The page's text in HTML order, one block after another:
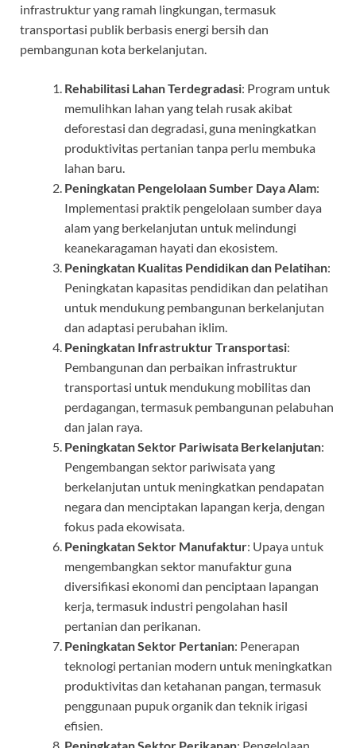
infrastruktur yang ramah lingkungan, termasuk
transportasi publik berbasis energi bersih dan
pembangunan kota berkelanjutan.
Rehabilitasi Lahan Terdegradasi: Program untuk
memulihkan lahan yang telah rusak akibat
deforestasi dan degradasi, guna meningkatkan
produktivitas pertanian tanpa perlu membuka
lahan baru.
Peningkatan Pengelolaan Sumber Daya Alam:
Implementasi praktik pengelolaan sumber daya
alam yang berkelanjutan untuk melindungi
keanekaragaman hayati dan ekosistem.
Peningkatan Kualitas Pendidikan dan Pelatihan:
Peningkatan kapasitas pendidikan dan pelatihan
untuk mendukung pembangunan berkelanjutan
dan adaptasi perubahan iklim.
Peningkatan Infrastruktur Transportasi:
Pembangunan dan perbaikan infrastruktur
transportasi untuk mendukung mobilitas dan
perdagangan, termasuk pembangunan pelabuhan
dan jalan raya.
Peningkatan Sektor Pariwisata Berkelanjutan:
Pengembangan sektor pariwisata yang
berkelanjutan untuk meningkatkan pendapatan
negara dan menciptakan lapangan kerja, dengan
fokus pada ekowisata.
Peningkatan Sektor Manufaktur: Upaya untuk
mengembangkan sektor manufaktur guna
diversifikasi ekonomi dan penciptaan lapangan
kerja, termasuk industri pengolahan hasil
pertanian dan perikanan.
Peningkatan Sektor Pertanian: Penerapan
teknologi pertanian modern untuk meningkatkan
produktivitas dan ketahanan pangan, termasuk
penggunaan pupuk organik dan teknik irigasi
efisien.